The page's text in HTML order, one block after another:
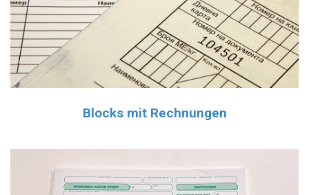
Blocks mit Rechnungen